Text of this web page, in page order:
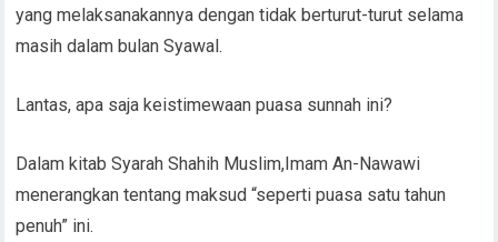
yang melaksanakannya dengan tidak berturut-turut selama
masih dalam bulan Syawal.
Lantas, apa saja keistimewaan puasa sunnah ini?
Dalam kitab Syarah Shahih Muslim,Imam An-Nawawi
menerangkan tentang maksud “seperti puasa satu tahun
penuh” ini.